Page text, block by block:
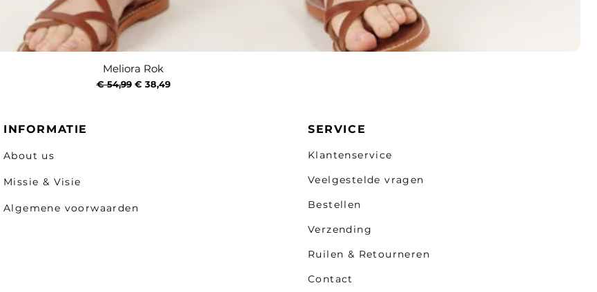
Snel overzicht
Meliora Rok
Normale prijs
€ 54,99 Verkoopprijs
€ 38,49
INFORMATIE
About us
Missie & Visie
Algemene voorwaarden
SERVICE
Klantenservice
Veelgestelde vragen
Bestellen
Verzending
Ruilen & Retourneren
Contact